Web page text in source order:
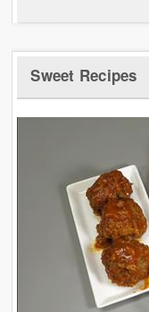
Sweet Recipes